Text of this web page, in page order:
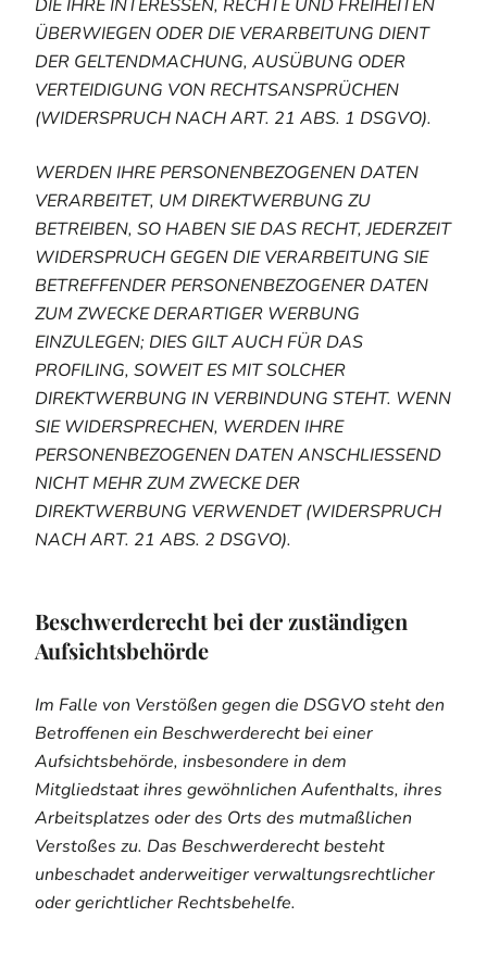
DIE IHRE INTERESSEN, RECHTE UND FREIHEITEN
ÜBERWIEGEN ODER DIE VERARBEITUNG DIENT
DER GELTENDMACHUNG, AUSÜBUNG ODER
VERTEIDIGUNG VON RECHTSANSPRÜCHEN
(WIDERSPRUCH NACH ART. 21 ABS. 1 DSGVO).
WERDEN IHRE PERSONENBEZOGENEN DATEN
VERARBEITET, UM DIREKTWERBUNG ZU
BETREIBEN, SO HABEN SIE DAS RECHT, JEDERZEIT
WIDERSPRUCH GEGEN DIE VERARBEITUNG SIE
BETREFFENDER PERSONENBEZOGENER DATEN
ZUM ZWECKE DERARTIGER WERBUNG
EINZULEGEN; DIES GILT AUCH FÜR DAS
PROFILING, SOWEIT ES MIT SOLCHER
DIREKTWERBUNG IN VERBINDUNG STEHT. WENN
SIE WIDERSPRECHEN, WERDEN IHRE
PERSONENBEZOGENEN DATEN ANSCHLIESSEND
NICHT MEHR ZUM ZWECKE DER
DIREKTWERBUNG VERWENDET (WIDERSPRUCH
NACH ART. 21 ABS. 2 DSGVO).
Beschwerde­recht bei der zuständigen
Aufsichts­behörde
Im Falle von Verstößen gegen die DSGVO steht den
Betroffenen ein Beschwerderecht bei einer
Aufsichtsbehörde, insbesondere in dem
Mitgliedstaat ihres gewöhnlichen Aufenthalts, ihres
Arbeitsplatzes oder des Orts des mutmaßlichen
Verstoßes zu. Das Beschwerderecht besteht
unbeschadet anderweitiger verwaltungsrechtlicher
oder gerichtlicher Rechtsbehelfe.